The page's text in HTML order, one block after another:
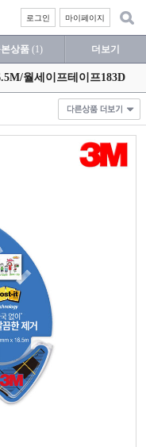
마이페이지
로그인
상품 (1) 더보기
월세이프테이프183D